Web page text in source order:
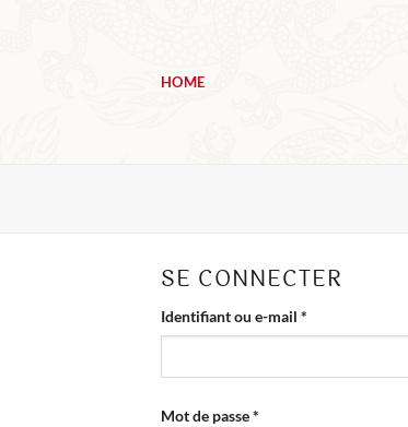
HOME
SE CONNECTER
Identifiant ou e-mail *
Mot de passe*